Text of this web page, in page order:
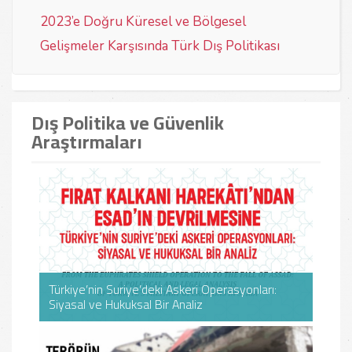
2023’e Doğru Küresel ve Bölgesel
Gelişmeler Karşısında Türk Dış Politikası
Dış Politika ve Güvenlik
Araştırmaları
Türkiye’nin Suriye’deki Askeri Operasyonları:
Siyasal ve Hukuksal Bir Analiz
Türkiye’nin Suriye’deki Askeri Operasyonları:
Siyasal ve Hukuksal Bir Analiz
DIŞ POLITIKA VE GÜVENLIK ARAŞTIRMALARI MERKEZI DIŞ